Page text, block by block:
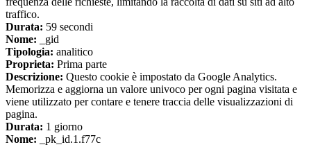
traffico.
Durata: 59 secondi
Nome: _gid
Tipologia: analitico
Proprieta: Prima parte
Descrizione: Questo cookie è impostato da Google Analytics.
Memorizza e aggiorna un valore univoco per ogni pagina visitata e
viene utilizzato per contare e tenere traccia delle visualizzazioni di
pagina.
Durata: 1 giorno
Nome: _pk_id.1.f77c